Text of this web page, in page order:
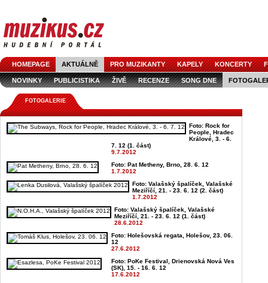
HOMEPAGE AKTUÁLNĚ PRO MUZIKANTY KAPELY KONCERTY
NOVINKY PUBLICISTIKA ŽIVĚ RECENZE SONG DNE
FOTOGALERIE
Foto: Rock for
People, Hradec
Králové, 3. - 6.
7. 12 (1. část)
9.7.2012
Foto: Pat Metheny, Brno, 28. 6. 12
1.7.2012
Foto: Valašský špalíček, Valašské
Meziříčí, 21. - 23. 6. 12 (2. část)
1.7.2012
Foto: Valašský špalíček, Valašské
Meziříčí, 21. - 23. 6. 12 (1. část)
28.6.2012
Foto: Holešovská regata, Holešov, 23. 06.
12
27.6.2012
Foto: PoKe Festival, Drienovská Nová Ves
(SK), 15. - 16. 6. 12
17.6.2012